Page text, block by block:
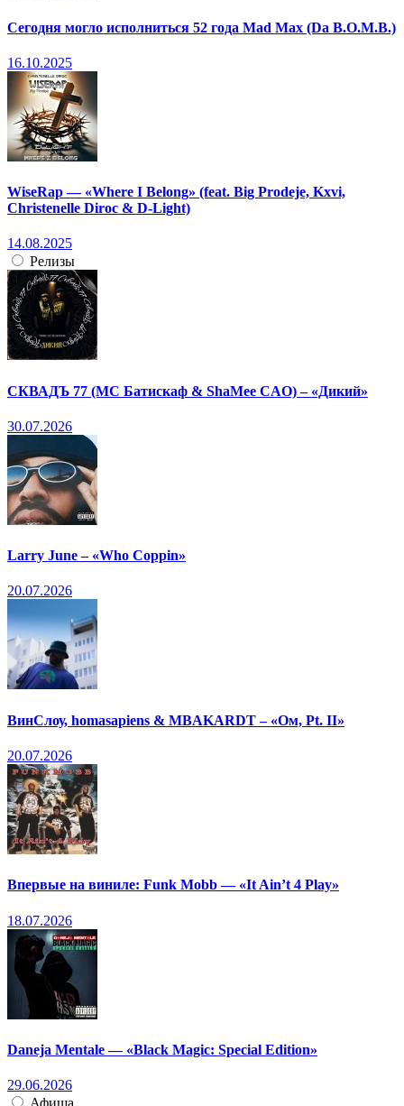
Сегодня могло исполниться 52 года Mad Max (Da B.O.M.B.)
16.10.2025
WiseRap — «Where I Belong» (feat. Big Prodeje, Kxvi,
Christenelle Diroc & D-Light)
14.08.2025
Релизы
СКВАДЪ 77 (МС Батискаф & ShaMee CAO) – «Дикий»
30.07.2026
Larry June – «Who Coppin»
20.07.2026
ВинСлоу, homasapiens & MBAKARDT – «Ом, Pt. II»
20.07.2026
Впервые на виниле: Funk Mobb — «It Ain’t 4 Play»
18.07.2026
Daneja Mentale — «Black Magic: Special Edition»
29.06.2026
Афиша